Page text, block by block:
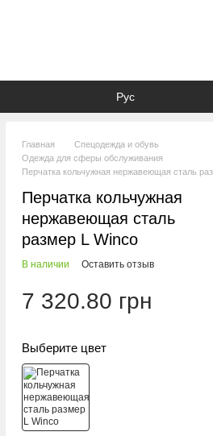
Рус
Главная
Спецодежда и обувь
Одежда для сферы обслуживания
Перчатка кольчужная нержавеющая сталь
Перчатка кольчужная
нержавеющая сталь
размер L Winco
В наличии Оставить отзыв
7 320.80 грн
Выберите цвет